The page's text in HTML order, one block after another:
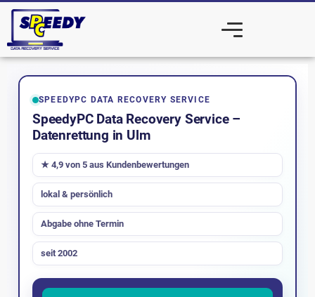
SPEEDYPC DATA RECOVERY SERVICE
SpeedyPC Data Recovery Service –
Datenrettung in Ulm
★ 4,9 von 5 aus Kundenbewertungen
lokal & persönlich
Abgabe ohne Termin
seit 2002